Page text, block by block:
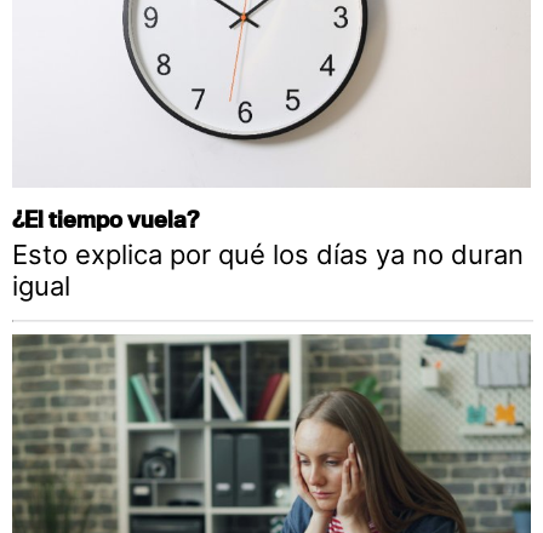
¿El tiempo vuela?
Esto explica por qué los días ya no duran
igual